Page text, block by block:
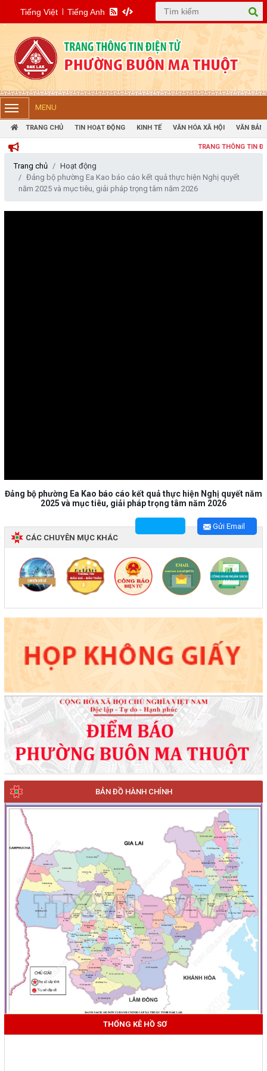
Tiếng Việt Tiếng Anh
MENU
TRANG CHỦ TIN HOẠT ĐỘNG KINH TẾ VĂN HÓA XÃ HỘI VĂN BẢN
TRANG THÔNG TIN ĐIỆN TỬ
BẢN ĐỒ HÀNH CHÍNH
THỐNG KÊ HỒ SƠ
Trang chủ
Hoạt động
Đảng bộ phường Ea Kao báo cáo kết quả thực hiện Nghị quyết
năm 2025 và mục tiêu, giải pháp trọng tâm năm 2026
Đảng bộ phường Ea Kao báo cáo kết quả thực hiện Nghị quyết năm
2025 và mục tiêu, giải pháp trọng tâm năm 2026
Gửi Email
CÁC CHUYÊN MỤC KHÁC